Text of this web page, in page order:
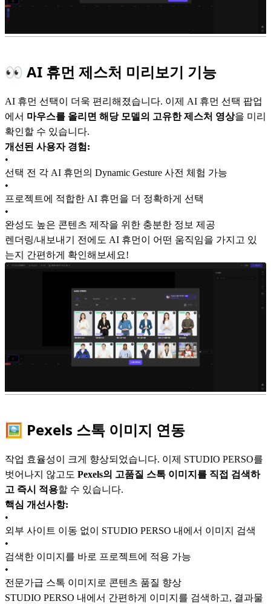
👀 AI 휴먼 제스처 미리보기 기능
AI 휴먼 선택이 더욱 편리해졌습니다. 이제 AI 휴먼 선택 팝업
에서 마우스를 올리면 해당 모델의 고유한 제스처 영상을 미리
확인할 수 있습니다.
개선된 사용자 경험:
•
선택 전 각 AI 휴먼의 Dynamic Gesture 사전 체험 가능
•
프로젝트에 적합한 AI 휴먼을 더 정확하게 선택
•
완성도 높은 콘텐츠 제작을 위한 충분한 정보 제공
렌더링/내보내기 전에도 AI 휴먼이 어떤 움직임을 가지고 있
는지 간편하게 확인해보세요!
🖼️ Pexels 스톡 이미지 연동
작업 효율성이 크게 향상되었습니다. 이제 STUDIO PERSO를
벗어나지 않고도 Pexels의 고품질 스톡 이미지를 직접 검색하
고 즉시 적용할 수 있습니다.
핵심 개선사항:
•
외부 사이트 이동 없이 STUDIO PERSO 내에서 이미지 검색
•
검색한 이미지를 바로 프로젝트에 적용 가능
•
전문가급 스톡 이미지로 콘텐츠 품질 향상
STUDIO PERSO 내에서 간편하게 이미지를 검색하고, 결과물